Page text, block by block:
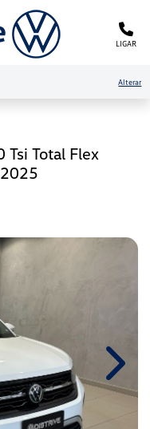
LIGAR
Alterar
Tsi Total Flex
Next